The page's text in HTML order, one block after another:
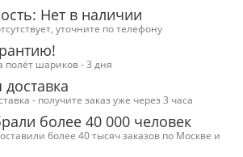
Нет в наличии
уточните по телефону
полёт шариков - 3 дня
- получите заказ уже через 3 часа
более 40 000 человек
более 40 тысяч заказов по Москве и